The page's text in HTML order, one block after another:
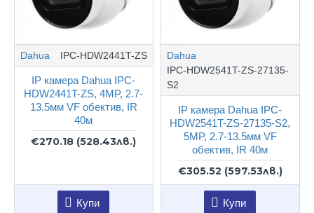
Dahua IPC-HDW2441T-ZS
IP камера Dahua IPC-
HDW2441T-ZS, 4MP, 2.7-
13.5мм VF обектив, IR
40м
€270.18 (528.43лв.)
Купи
Dahua
IPC-HDW2541T-ZS-27135-
S2
IP камера Dahua IPC-
HDW2541T-ZS-27135-S2,
5MP, 2.7-13.5мм VF
обектив, IR 40м
€305.52 (597.53лв.)
Купи